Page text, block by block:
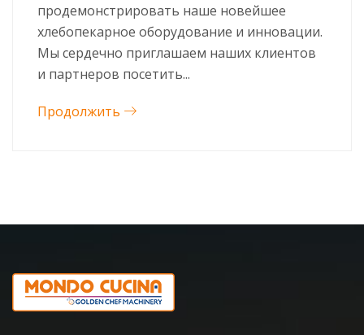
продемонстрировать наше новейшее
хлебопекарное оборудование и инновации.
Мы сердечно приглашаем наших клиентов
и партнеров посетить...
Продолжить